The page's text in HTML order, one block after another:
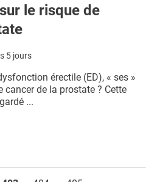
le risque de
5 jours
érectile (ED), « ses »
cancer de la prostate ? Cette
...